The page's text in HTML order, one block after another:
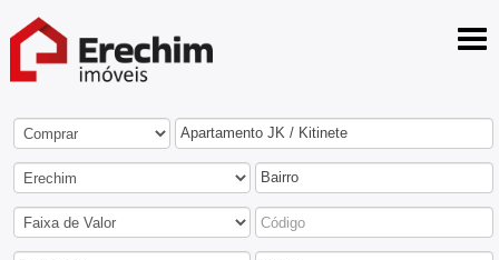
Apartamento JK / Kitinete
Bairro